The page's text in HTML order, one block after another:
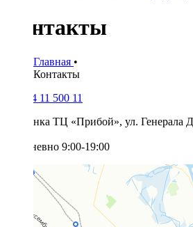
Контакты
Главная •
Контакты
+7 964 11 500 11
ТЦ «Прибой», ул. Генерала
Ежедневно 9:00-19:00